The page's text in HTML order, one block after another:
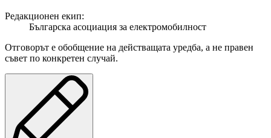
Редакционен екип:
Българска асоциация за електромобилност
Отговорът е обобщение на действащата уредба, а не правен
съвет по конкретен случай.